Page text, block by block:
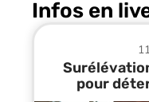
Infos en
pour